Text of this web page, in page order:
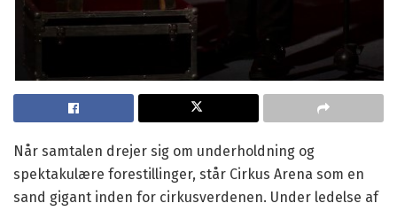
Når samtalen drejer sig om underholdning og
spektakulære forestillinger, står Cirkus Arena som en
sand gigant inden for cirkusverdenen. Under ledelse af